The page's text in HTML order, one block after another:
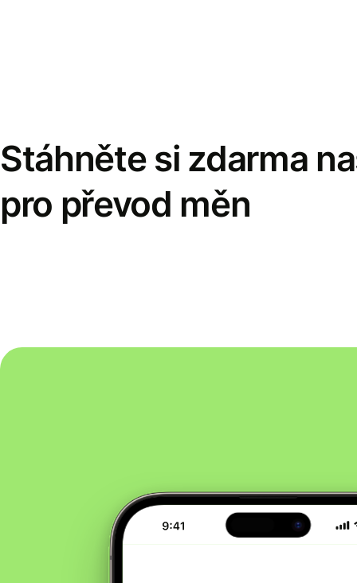
Stáhněte si zdarma
pro převod měn